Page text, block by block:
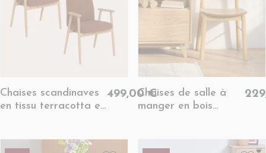
Chaises scandinaves
en tissu terracotta et
499,00 €Chaises de salle à
manger en bois